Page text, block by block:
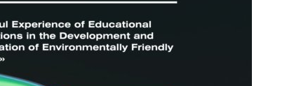
странах Амазонии
в ходе операции
экологических